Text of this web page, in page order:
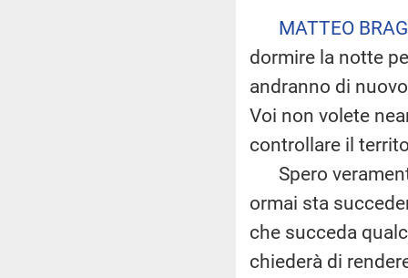
MATTEO
dormire la notte
andranno di
Voi non volete
controllare il
Spero
ormai sta
che succeda
chiederà di